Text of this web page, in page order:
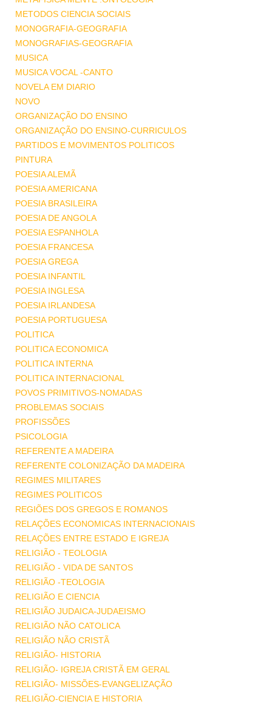
METODOS CIENCIA SOCIAIS
MONOGRAFIA-GEOGRAFIA
MONOGRAFIAS-GEOGRAFIA
MUSICA
MUSICA VOCAL -CANTO
NOVELA EM DIARIO
NOVO
ORGANIZAÇÃO DO ENSINO
ORGANIZAÇÃO DO ENSINO-CURRICULOS
PARTIDOS E MOVIMENTOS POLITICOS
PINTURA
POESIA ALEMÃ
POESIA AMERICANA
POESIA BRASILEIRA
POESIA DE ANGOLA
POESIA ESPANHOLA
POESIA FRANCESA
POESIA GREGA
POESIA INFANTIL
POESIA INGLESA
POESIA IRLANDESA
POESIA PORTUGUESA
POLITICA
POLITICA ECONOMICA
POLITICA INTERNA
POLITICA INTERNACIONAL
POVOS PRIMITIVOS-NOMADAS
PROBLEMAS SOCIAIS
PROFISSÕES
PSICOLOGIA
REFERENTE A MADEIRA
REFERENTE COLONIZAÇÃO DA MADEIRA
REGIMES MILITARES
REGIMES POLITICOS
REGIÕES DOS GREGOS E ROMANOS
RELAÇÕES ECONOMICAS INTERNACIONAIS
RELAÇÕES ENTRE ESTADO E IGREJA
RELIGIÃO - TEOLOGIA
RELIGIÃO - VIDA DE SANTOS
RELIGIÃO -TEOLOGIA
RELIGIÃO E CIENCIA
RELIGIÃO JUDAICA-JUDAEISMO
RELIGIÃO NÃO CATOLICA
RELIGIÃO NÃO CRISTÃ
RELIGIÃO- HISTORIA
RELIGIÃO- IGREJA CRISTÃ EM GERAL
RELIGIÃO- MISSÕES-EVANGELIZAÇÃO
RELIGIÃO-CIENCIA E HISTORIA